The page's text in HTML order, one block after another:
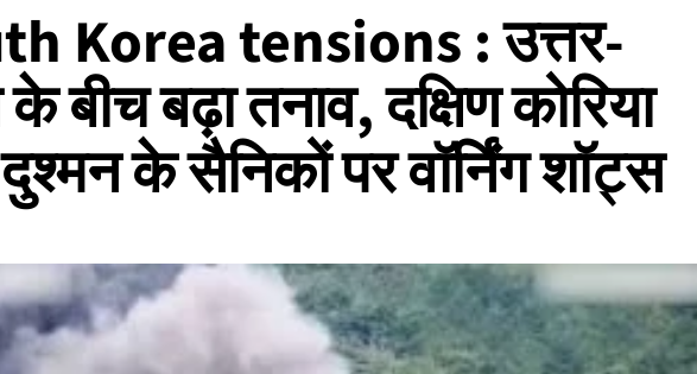
Korea tensions : उत्तर-
के बीच बढ़ा तनाव, दक्षिण कोरिया
के सैनिकों पर वॉर्निंग शॉट्स